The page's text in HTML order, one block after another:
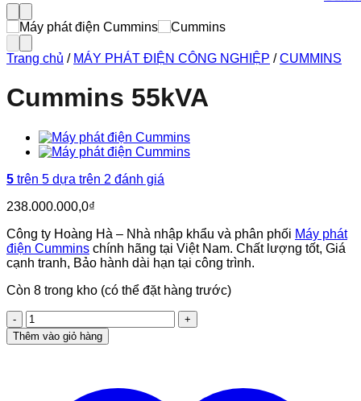
Trang chủ / MÁY PHÁT ĐIỆN CÔNG NGHIỆP / CUMMINS
Cummins 55kVA
5 trên 5 dựa trên 2 đánh giá
238.000.000,0₫
Công ty Hoàng Hà – Nhà nhập khẩu và phân phối Máy phát
điện Cummins chính hãng tại Việt Nam. Chất lượng tốt, Giá
cạnh tranh, Bảo hành dài hạn tại công trình.
Còn 8 trong kho (có thể đặt hàng trước)
Cummins
55kVA
số
Thêm vào giỏ hàng